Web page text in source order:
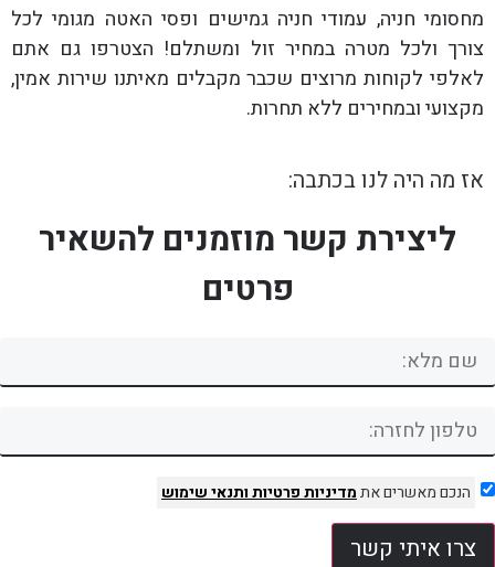
מחסומי חניה, עמודי חניה גמישים ופסי האטה מגומי לכל
צורך ולכל מטרה במחיר זול ומשתלם! הצטרפו גם אתם
לאלפי לקוחות מרוצים שכבר מקבלים מאיתנו שירות אמין,
מקצועי ובמחירים ללא תחרות.
אז מה היה לנו בכתבה:
ליצירת קשר מוזמנים להשאיר
פרטים
הנכם מאשרים אתמדיניות פרטיותותנאי שימוש
צרו איתי קשר